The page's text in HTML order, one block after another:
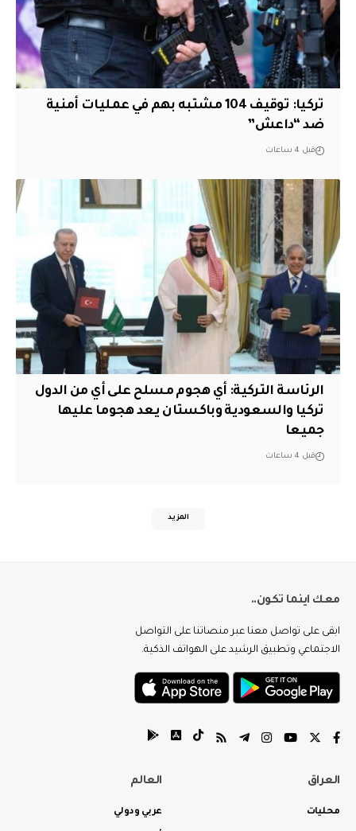
تركيا: توقيف 104 مشتبه بهم في عمليات أمنية
ضد “داعش”
قبل 4 ساعات
الرئاسة التركية: أي هجوم مسلح على أي من الدول
تركيا والسعودية وباكستان يعد هجوما عليها
جميعا
قبل 4 ساعات
المزيد
معك اينما تكون..
ابقى على تواصل معنا عبر منصاتنا على التواصل
الاجتماعي وتطبيق الرشيد على الهواتف الذكية.
العراق
محليات
العالم
عربي ودولي